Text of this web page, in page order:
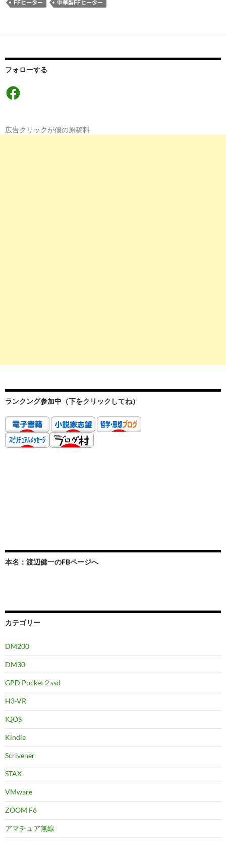
FFヒーター 中華製FFヒーター
フォローする
Facebook
広告クリックが僕の原稿料
ランクング参加中（下をクリックしてね）
本名：渡辺健一のFBページへ
カテゴリー
DM200
DM30
GPD Pocket２ssd
H3-VR
IQOS
Kindle
Scrivener
STAX
VMware
ZOOM F6
アマチュア無線